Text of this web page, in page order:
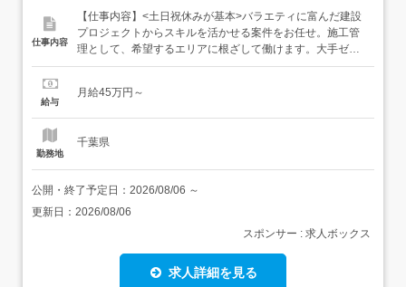
仕事内容
【仕事内容】<土日祝休みが基本>バラエティに富んだ建設
プロジェクトからスキルを活かせる案件をお任せ。施工管
理として、希望するエリアに根ざして働けます。大手ゼネ
コンが手がける案件を中心に、様々な現場で施工管理とし
オフィスビル、高層マンション、商業施設、工場、医療施
給与
月給45万円～
勤務地
千葉県
公開・終了予定日： 2026/08/06 ～
更新日： 2026/08/06
スポンサー : 求人ボックス
求人詳細を見る